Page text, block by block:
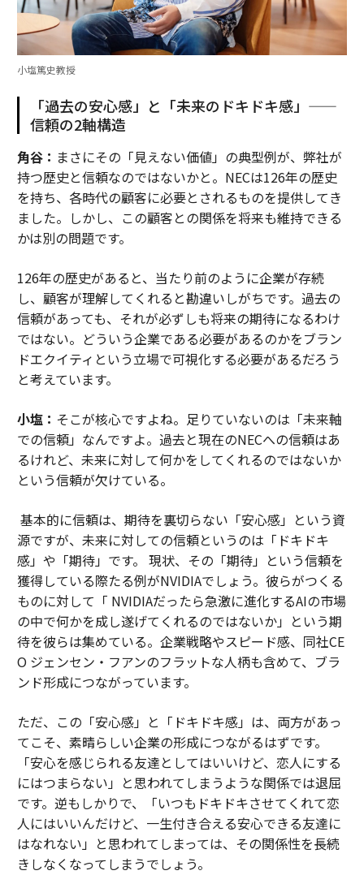
小塩篤史教授
「過去の安心感」と「未来のドキドキ感」——
信頼の2軸構造
角谷： まさにその「見えない価値」の典型例が、弊社が
持つ歴史と信頼なのではないかと。NECは126年の歴史
を持ち、各時代の顧客に必要とされるものを提供してき
ました。しかし、この顧客との関係を将来も維持できる
かは別の問題です。
126年の歴史があると、当たり前のように企業が存続
し、顧客が理解してくれると勘違いしがちです。過去の
信頼があっても、それが必ずしも将来の期待になるわけ
ではない。どういう企業である必要があるのかをブラン
ドエクイティという立場で可視化する必要があるだろう
と考えています。
小塩： そこが核心ですよね。足りていないのは「未来軸
での信頼」なんですよ。過去と現在のNECへの信頼はあ
るけれど、未来に対して何かをしてくれるのではないか
という信頼が欠けている。
基本的に信頼は、期待を裏切らない「安心感」という資
源ですが、未来に対しての信頼というのは「ドキドキ
感」や「期待」です。 現状、その「期待」という信頼を
獲得している際たる例がNVIDIAでしょう。彼らがつくる
ものに対して「 NVIDIAだったら急激に進化するAIの市場
の中で何かを成し遂げてくれるのではないか」という期
待を彼らは集めている。企業戦略やスピード感、同社CE
O ジェンセン・フアンのフラットな人柄も含めて、ブラ
ンド形成につながっています。
ただ、この「安心感」と「ドキドキ感」は、両方があっ
てこそ、素晴らしい企業の形成につながるはずです。
「安心を感じられる友達としてはいいけど、恋人にする
にはつまらない」と思われてしまうような関係では退屈
です。逆もしかりで、「いつもドキドキさせてくれて恋
人にはいいんだけど、一生付き合える安心できる友達に
はなれない」と思われてしまっては、その関係性を長続
きしなくなってしまうでしょう。